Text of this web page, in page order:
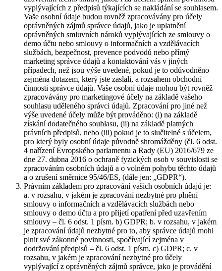
vyplývajících z předpisů týkajících se nakládání se souhlasem.
Vaše osobní údaje budou rovněž zpracovávány pro účely
oprávněných zájmů správce údajů, jako je uplatnění
oprávněných smluvních nároků vyplývajících ze smlouvy o
demo účtu nebo smlouvy o informačních a vzdělávacích
službách, bezpečnost, prevence podvodů nebo přímý
marketing správce údajů a kontaktování vás v jiných
případech, než jsou výše uvedené, pokud je to odůvodněno
zejména dotazem, který jste zaslali, a rozsahem obchodní
činnosti správce údajů. Vaše osobní údaje mohou být rovněž
zpracovávány pro marketingové účely na základě vašeho
souhlasu uděleného správci údajů. Zpracování pro jiné než
výše uvedené účely může být prováděno: (i) na základě
získání dodatečného souhlasu, (ii) na základě platných
právních předpisů, nebo (iii) pokud je to slučitelné s účelem,
pro který byly osobní údaje původně shromážděny (čl. 6 odst.
4 nařízení Evropského parlamentu a Rady (EU) 2016/679 ze
dne 27. dubna 2016 o ochraně fyzických osob v souvislosti se
zpracováním osobních údajů a o volném pohybu těchto údajů
a o zrušení směrnice 95/46/ES, (dále jen: „GDPR“).
Právním základem pro zpracování vašich osobních údajů je:
a. v rozsahu, v jakém je zpracování nezbytné pro plnění
smlouvy o informačních a vzdělávacích službách nebo
smlouvy o demo účtu a pro přijetí opatření před uzavřením
smlouvy – čl. 6 odst. 1 písm. b) GDPR; b. v rozsahu, v jakém
je zpracování údajů nezbytné pro to, aby správce údajů mohl
plnit své zákonné povinnosti, spočívající zejména v
dodržování předpisů – čl. 6 odst. 1 písm. c) GDPR; c. v
rozsahu, v jakém je zpracování nezbytné pro účely
vyplývající z oprávněných zájmů správce, jako je provádění